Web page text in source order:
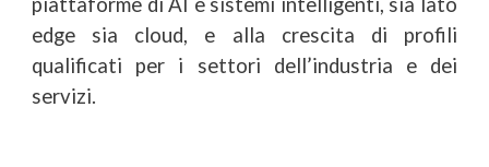
edge sia cloud, e alla crescita di profili
qualificati per i settori dell’industria e dei
servizi.